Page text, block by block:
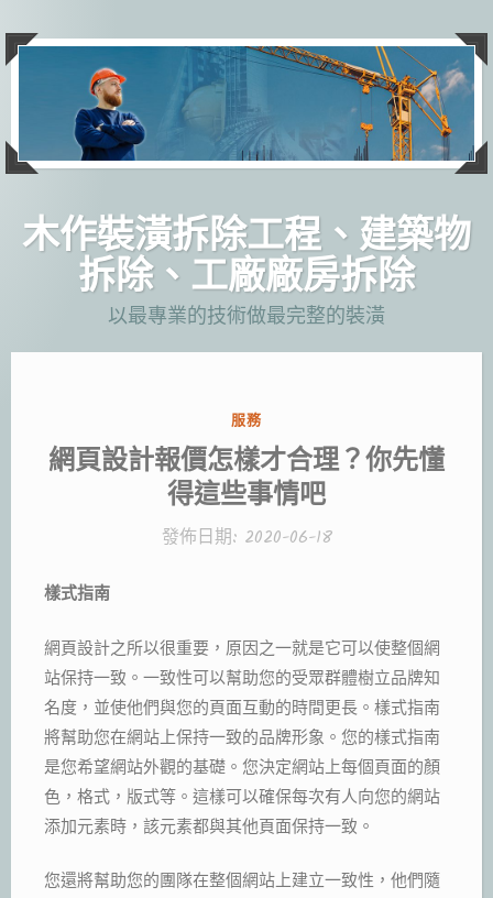
主
木作裝潢拆除工程、建築物
拆除、工廠廠房拆除
以最專業的技術做最完整的裝潢
分
類:
服務
網頁設計報價怎樣才合理？你先懂
得這些事情吧
發佈日期: 2020-06-18
樣式指南
網頁設計之所以很重要，原因之一就是它可以使整個網
站保持一致。一致性可以幫助您的受眾群體樹立品牌知
名度，並使他們與您的頁面互動的時間更長。樣式指南
將幫助您在網站上保持一致的品牌形象。您的樣式指南
是您希望網站外觀的基礎。您決定網站上每個頁面的顏
色，格式，版式等。這樣可以確保每次有人向您的網站
添加元素時，該元素都與其他頁面保持一致。
您還將幫助您的團隊在整個網站上建立一致性，他們隨